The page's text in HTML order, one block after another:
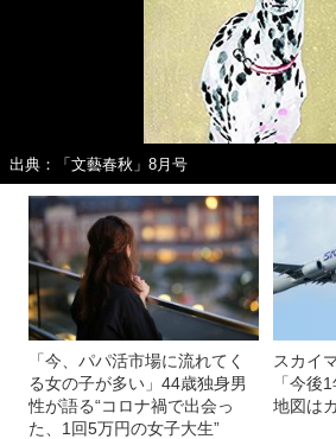
出典：「文藝春秋」8月号
「今、パパ活市場に流れてく
る女の子が多い」44歳独身男
性が語る“コロナ禍で出会っ
た、1回5万円の女子大生”
スカイ
「今後
地図は